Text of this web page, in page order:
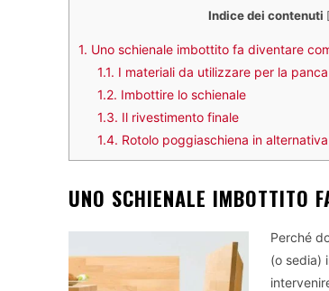
Indice dei contenuti [
1. Uno schienale imbottito fa diventare
1.1. I materiali da utilizzare per la
1.2. Imbottire lo schienale
1.3. Il rivestimento finale
1.4. Rotolo poggiaschiena in
UNO SCHIENALE IMBOTTITO
Perché
(o sedia)